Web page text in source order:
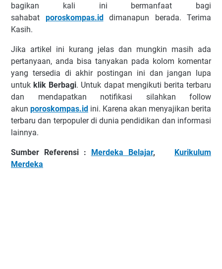
bagikan kali ini bermanfaat bagi
sahabat poroskompas.iddimanapun berada. Terima
Kasih.
Jika artikel ini kurang jelas dan mungkin masih ada
pertanyaan, anda bisa tanyakan pada kolom komentar
yang tersedia di akhir postingan ini dan jangan lupa
untukklik Berbagi. Untuk dapat mengikuti berita terbaru
dan mendapatkan notifikasi silahkan follow
akun poroskompas.id ini. Karena akan menyajikan berita
terbaru dan terpopuler di dunia pendidikan dan informasi
lainnya.
Sumber Referensi : Merdeka Belajar, Kurikulum
Merdeka